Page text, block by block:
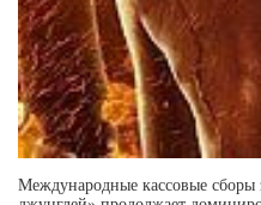
Международные кассовые сборы